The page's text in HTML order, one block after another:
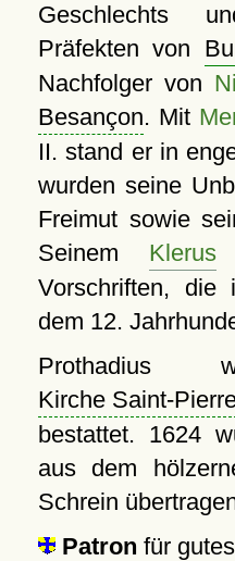
Geschlechts
Präfekten von
Nachfolger von
Besançon. Mit
II. stand er in
wurden seine
Freimut sowie
Seinem Klerus
Vorschriften,
dem 12.
Kirche Saint-
bestattet. 1624
aus dem
Schrein
Patron für